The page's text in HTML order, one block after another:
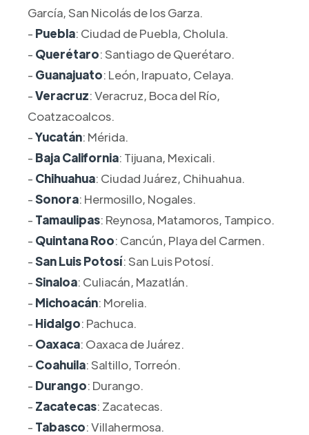
García, San Nicolás de los Garza.
- Puebla: Ciudad de Puebla, Cholula.
- Querétaro: Santiago de Querétaro.
- Guanajuato: León, Irapuato, Celaya.
-Veracruz: Veracruz, Boca del Río,
Coatzacoalcos.
-Yucatán: Mérida.
- Baja California: Tijuana, Mexicali.
- Chihuahua: Ciudad Juárez, Chihuahua.
-Sonora: Hermosillo, Nogales.
- Tamaulipas: Reynosa, Matamoros, Tampico.
- Quintana Roo: Cancún, Playa del Carmen.
-San Luis Potosí: San Luis Potosí.
-Sinaloa: Culiacán, Mazatlán.
- Michoacán: Morelia.
- Hidalgo: Pachuca.
- Oaxaca: Oaxaca de Juárez.
- Coahuila: Saltillo, Torreón.
- Durango: Durango.
- Zacatecas: Zacatecas.
- Tabasco: Villahermosa.